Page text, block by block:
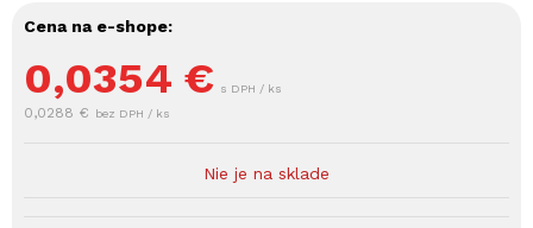
Cena na e-shope:
0,0354 € s DPH / ks
0,0288 € bez DPH / ks
Nie je na sklade